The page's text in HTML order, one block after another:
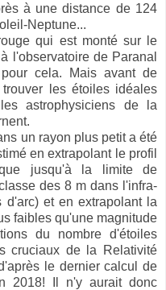
à une distance de 124
Neptune...
qui est monté sur le
l'observatoire de Paranal
cela. Mais avant de
les étoiles idéales
astrophysiciens de la
un rayon plus petit a été
en extrapolant le profil
jusqu'à la limite de
des 8 m dans l'infra-
d'arc) et en extrapolant la
faibles qu'une magnitude
du nombre d'étoiles
cruciaux de la Relativité
le dernier calcul de
2018! Il n'y aurait donc